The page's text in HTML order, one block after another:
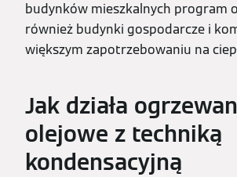
budynków mieszkalnych program
również budynki gospodarcze i
większym zapotrzebowaniu na
Jak działa
olejowe z techniką
kondensacyjną